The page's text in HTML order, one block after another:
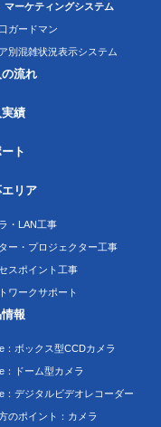
マーケティングシステム
ガードマン
別混雑状況表示システム
流れ
績
ト
リア
・LAN工事
ー・プロジェクター工事
スポイント工事
ワークサポート
報
：ボックス型CCDカメラ
：ドーム型カメラ
：デジタルビデオレコーダー
のポイント：カメラ